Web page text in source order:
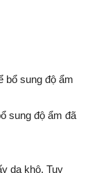
sung độ ẩm đã
da khô. Tuy